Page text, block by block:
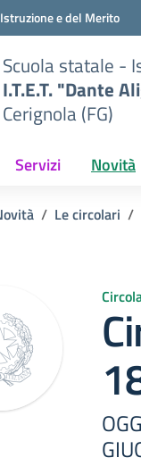
e del Merito
Scuola statale -
I.T.E.T. "Dante
Cerignola (FG)
Servizi Novità
Le circolari